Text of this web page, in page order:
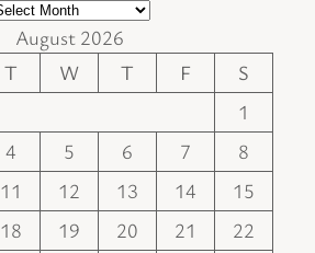
August 2026
T W T F
S
1
4 5 6 7
8
11 12 13 14
15
18 19 20 21
22